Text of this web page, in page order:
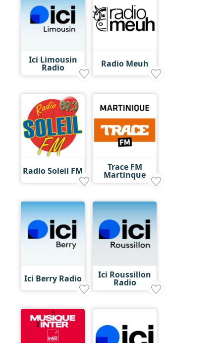
Ici Limousin
Radio Radio Meuh
Radio Soleil FM Trace FM
Martinque
Ici Berry Radio Ici Roussillon
Radio